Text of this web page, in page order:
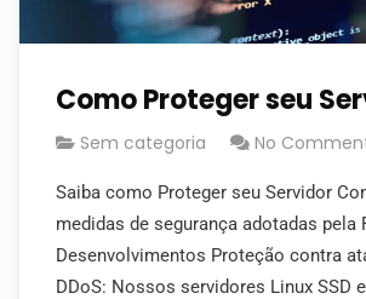
Como Proteger seu
Sem categoria No
Saiba como Proteger seu Servidor
medidas de segurança adotadas pela
Desenvolvimentos Proteção contra
DDoS: Nossos servidores Linux SSD